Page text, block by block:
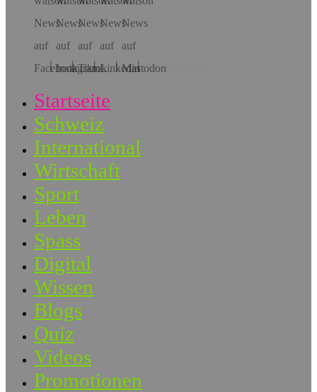
Hol dir die App!
Startseite
Schweiz
International
Wirtschaft
Sport
Leben
Spass
Digital
Wissen
Blogs
Quiz
Videos
Promotionen